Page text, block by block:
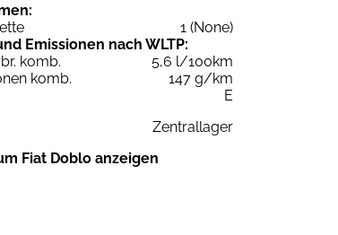
1 (None)
Emissionen nach WLTP:
komb.
5,6 l/100km
komb.
147 g/km
E
Zentrallager
Fiat Doblo anzeigen